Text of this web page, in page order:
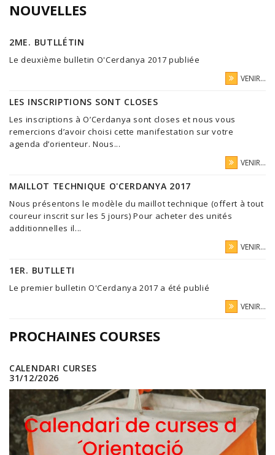
NOUVELLES
2ME. BUTLLÉTIN
Le deuxième bulletin O'Cerdanya 2017 publiée
VENIR...
LES INSCRIPTIONS SONT CLOSES
Les inscriptions à O’Cerdanya sont closes et nous vous
remercions d’avoir choisi cette manifestation sur votre
agenda d’orienteur. Nous...
VENIR...
MAILLOT TECHNIQUE O'CERDANYA 2017
Nous présentons le modèle du maillot technique (offert à tout
coureur inscrit sur les 5 jours) Pour acheter des unités
additionnelles il...
VENIR...
1ER. BUTLLETI
Le premier bulletin O'Cerdanya 2017 a été publié
VENIR...
PROCHAINES COURSES
CALENDARI CURSES
31/12/2026